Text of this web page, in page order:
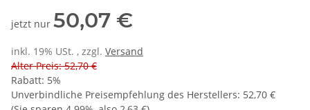
jetzt nur 50,07 €
inkl. 19% USt. , zzgl. Versand
Alter Preis: 52,70 €
Rabatt: 5%
Unverbindliche Preisempfehlung des Herstellers: 52,70 €